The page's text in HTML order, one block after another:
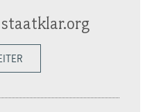
staatklar.org